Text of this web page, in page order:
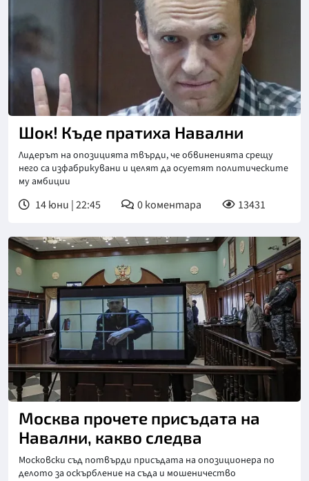
Шок! Къде пратиха Навални
Лидерът на опозицията твърди, че обвиненията срещу
него са изфабрикувани и целят да осуетят политическите
му амбиции
14 юни | 22:45 0коментара 13431
Москва прочете присъдата на
Навални, какво следва
Московски съд потвърди присъдата на опозиционера по
делото за оскърбление на съда и мошеничество